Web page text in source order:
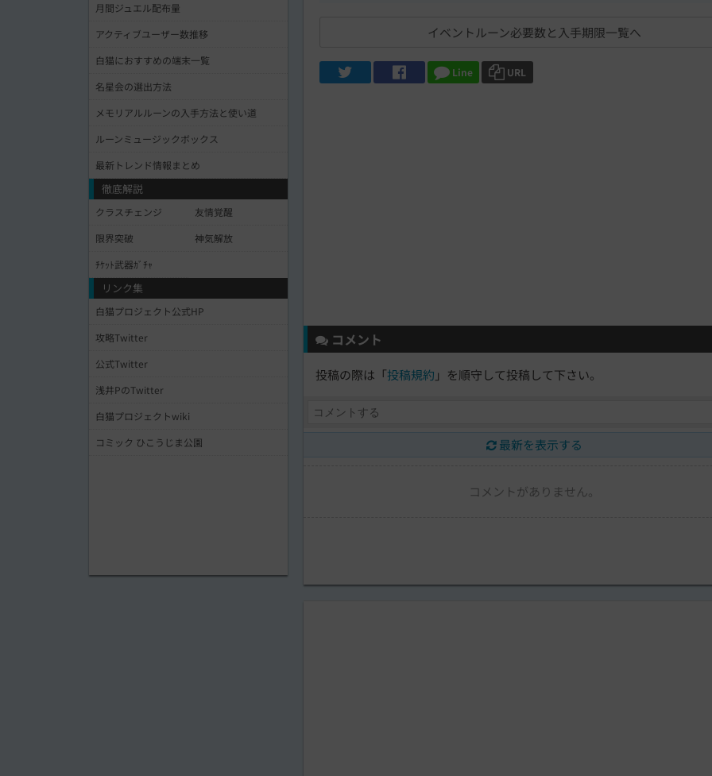
イベントルーン必要数と入手期限一覧へ
Line URL
コメント
投稿の際は「投稿規約 」を順守して投稿して下さい。
最新を表示する
コメントがありません。
月間ジュエル配布量
アクティブユーザー数推移
白猫におすすめの端末一覧
名星会の選出方法
メモリアルルーンの入手方法と使い道
ルーンミュージックボックス
最新トレンド情報まとめ
徹底解説
クラスチェンジ
友情覚醒
限界突破
神気解放
ﾁｹｯﾄ武器ｶﾞﾁｬ
リンク集
白猫プロジェクト公式HP
攻略Twitter
公式Twitter
浅井PのTwitter
白猫プロジェクトwiki
コミック ひこうじま公園